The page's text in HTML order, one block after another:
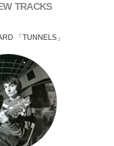
TRACKS
「TUNNELS」